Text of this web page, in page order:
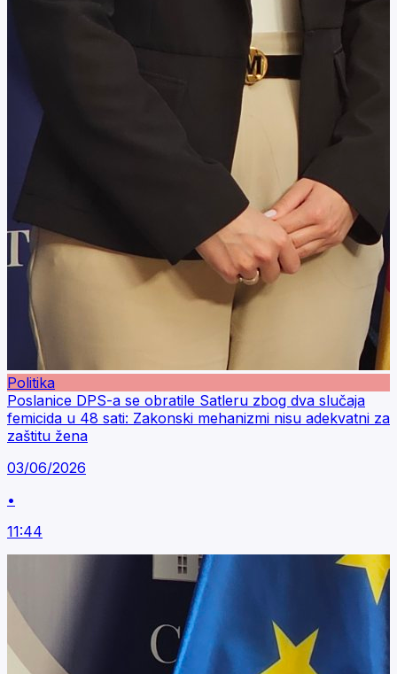
Politika
Poslanice DPS-a se obratile Satleru zbog dva slučaja
femicida u 48 sati: Zakonski mehanizmi nisu adekvatni za
zaštitu žena
03/06/2026
•
11:44